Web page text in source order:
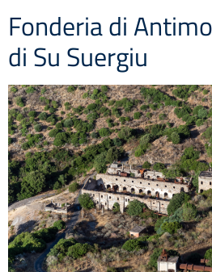
Fonderia di
di Su Suergiu